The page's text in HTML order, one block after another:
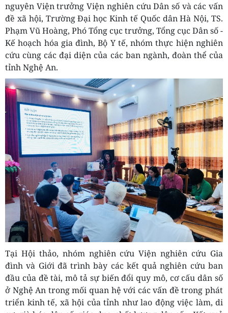
nguyên Viện trưởng Viện nghiên cứu Dân số và các vấn
đề xã hội, Trường Đại học Kinh tế Quốc dân Hà Nội, TS.
Phạm Vũ Hoàng, Phó Tổng cục trưởng, Tổng cục Dân số -
Kế hoạch hóa gia đình, Bộ Y tế, nhóm thực hiện nghiên
cứu cùng các đại diện của các ban ngành, đoàn thể của
tỉnh Nghệ An.
Tại Hội thảo, nhóm nghiên cứu Viện nghiên cứu Gia
đình và Giới đã trình bày các kết quả nghiên cứu ban
đầu của đề tài, mô tả sự biến đổi quy mô, cơ cấu dân số
ở Nghệ An trong mối quan hệ với các vấn đề trong phát
triển kinh tế, xã hội của tỉnh như lao động việc làm, di